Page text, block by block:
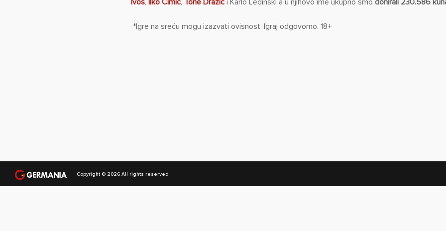
Ivoš,Ilko Ćimić, Tone Dražić i Karlo Ledinski a u njihovo ime ukupno smo donirali 230.586
*Igre na sreću mogu izazvati ovisnost. Igraj odgovorno. 18+
Copyright © 2026 All rights reserved